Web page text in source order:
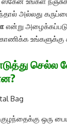
அல்லது
என்று
உங்களுக்கு
செல்ல
குழந்தைக்கு ஒரு